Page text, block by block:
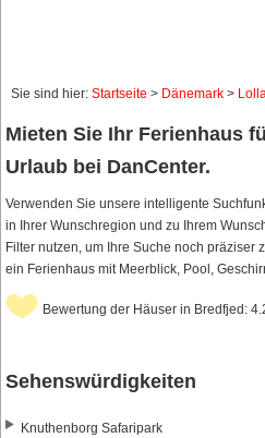
Sie sind hier: Startseite > Dänemark >
Mieten Sie Ihr Ferienhaus
Urlaub bei DanCenter.
Verwenden Sie unsere intelligente
in Ihrer Wunschregion und zu Ihrem
Filter nutzen, um Ihre Suche noch präziser
ein Ferienhaus mit Meerblick, Pool,
Bewertung der Häuser in Bredfjed:
Sehenswürdigkeiten
Knuthenborg Safaripark